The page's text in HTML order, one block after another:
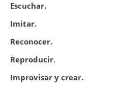
Escuchar.
Imitar.
Reconocer.
Reproducir.
Improvisar y crear.